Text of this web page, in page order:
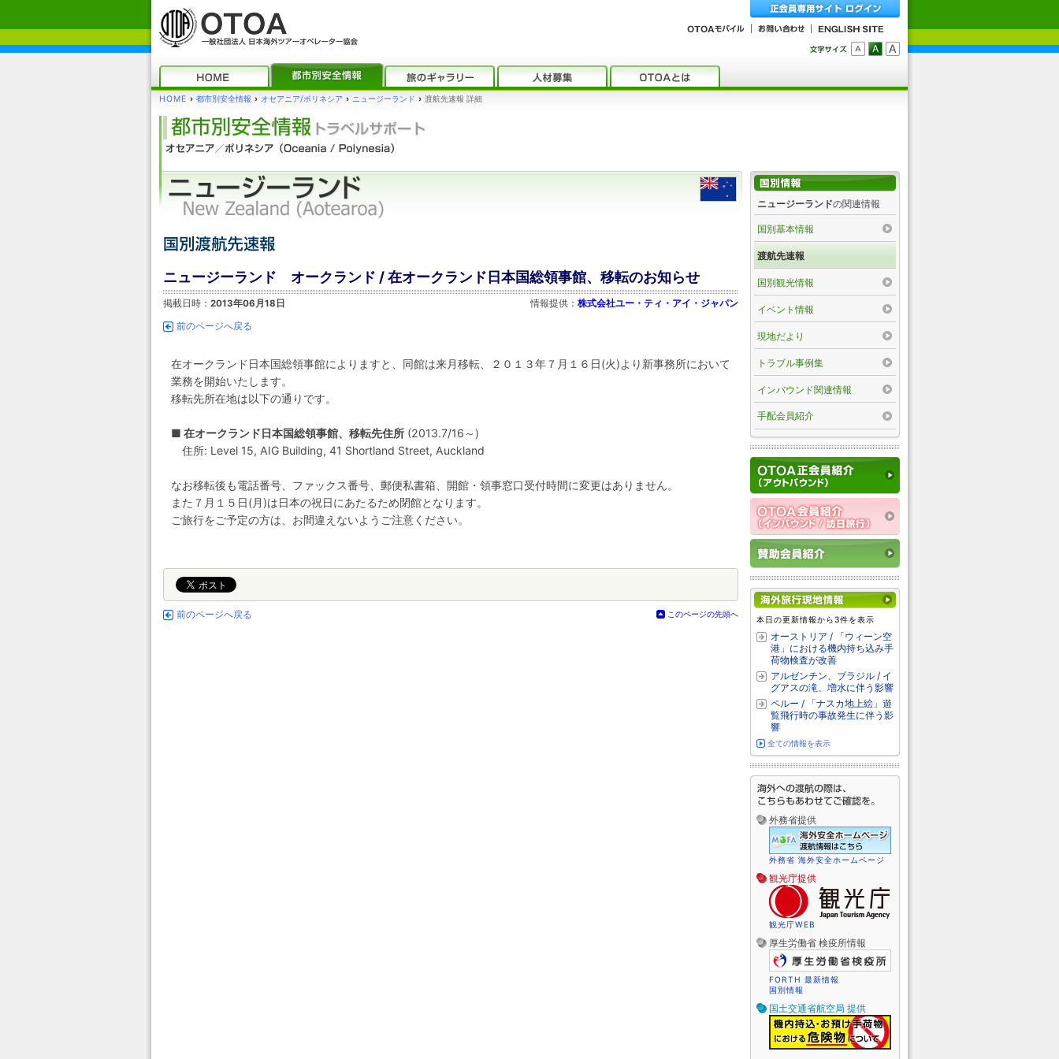
HOME › 都市別安全情報 › オセアニア/ポリネシア › ニュージーランド › 渡航先速報 詳細
ニュージーランド オークランド / 在オークランド日本国総領事館、移転のお知らせ
掲載日時： 2013年06月18日 情報提供： 株式会社ユー・ティ・アイ・ジャパン
前のページへ戻る
在オークランド日本国総領事館によりますと、同館は来月移転、２０１３年７月１６日(火)より新事務所において
業務を開始いたします。
移転先所在地は以下の通りです。
■ 在オークランド日本国総領事館、移転先住所 (2013.7/16～)
住所: Level 15, AIG Building, 41 Shortland Street, Auckland
なお移転後も電話番号、ファックス番号、郵便私書箱、開館・領事窓口受付時間に変更はありません。
また７月１５日(月)は日本の祝日にあたるため閉館となります。
ご旅行をご予定の方は、お間違えないようご注意ください。
前のページへ戻る このページの先頭へ
ニュージーランドの関連情報
国別基本情報
渡航先速報
国別観光情報
イベント情報
現地だより
トラブル事例集
インバウンド関連情報
手配会員紹介
本日の更新情報から3件を表示
オーストリア / 「ウィーン空
港」における機内持ち込み手
荷物検査が改善
アルゼンチン、ブラジル / イ
グアスの滝、増水に伴う影響
ペルー / 「ナスカ地上絵」遊
覧飛行時の事故発生に伴う影
響
全ての情報を表示
外務省提供
外務省 海外安全ホームページ
観光庁提供
観光庁WEB
厚生労働省 検疫所情報
FORTH 最新情報
国別情報
国土交通省航空局 提供